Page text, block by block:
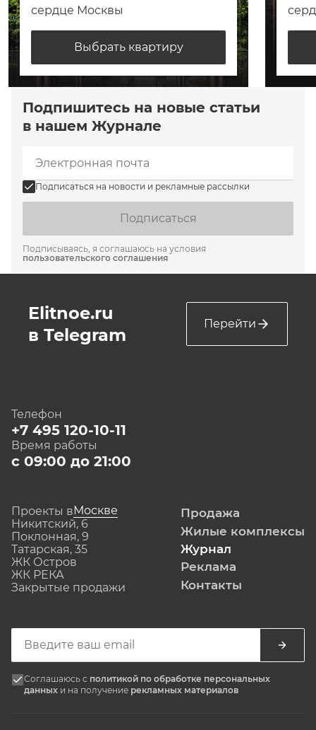
сердце Москвы
Выбрать квартиру
Подпишитесь на новые статьи
в нашем Журнале
Подписаться на новости и рекламные рассылки
Подписаться
Подписываясь, я соглашаюсь на условия
пользовательского соглашения
Elitnoe.ru
в Telegram
Перейти
Телефон
+7 495 120-10-11
Время работы
с 09:00 до 21:00
Проекты вМоскве
Никитский, 6
Поклонная, 9
Татарская, 35
ЖК Остров
ЖК РЕКА
Закрытые продажи
Продажа
Жилые комплексы
Журнал
Реклама
Контакты
Соглашаюсь с политикой по обработке персональных
данных и на получение рекламных материалов